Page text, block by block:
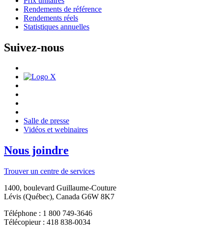
Rendements de référence
Rendements réels
Statistiques annuelles
Suivez-nous
Salle de presse
Vidéos et webinaires
Nous joindre
Trouver un centre de services
1400, boulevard Guillaume-Couture
Lévis (Québec), Canada G6W 8K7
Téléphone : 1 800 749-3646
Télécopieur : 418 838-0034